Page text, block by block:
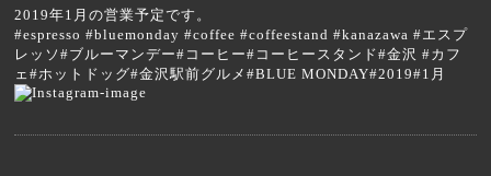
2019年1月の営業予定です。
#espresso #bluemonday #coffee #coffeestand #kanazawa #エスプ
レッソ#ブルーマンデー#コーヒー#コーヒースタンド#金沢 #カフ
ェ#ホットドッグ#金沢駅前グルメ#BLUE MONDAY#2019#1月